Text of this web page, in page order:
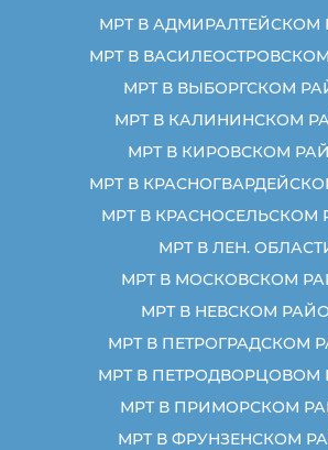
МРТ В АДМИРАЛТЕЙСКОМ
МРТ В
МРТ В ВЫБОРГСКОМ
МРТ В КАЛИНИНСКОМ
МРТ В КИРОВСКОМ
МРТ В
МРТ В КРАСНОСЕЛЬСКОМ
МРТ В ЛЕН.
МРТ В МОСКОВСКОМ
МРТ В НЕВСКОМ
МРТ В ПЕТРОГРАДСКОМ
МРТ В ПЕТРОДВОРЦОВОМ
МРТ В ПРИМОРСКОМ
МРТ В ФРУНЗЕНСКОМ